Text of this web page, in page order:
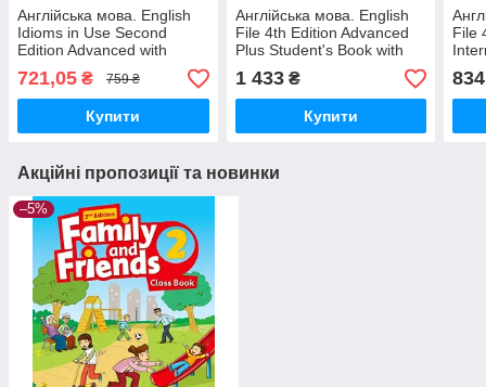
Англійська мова. English
Idioms in Use Second
Edition Advanced with
answer key
721,05 ₴ 759 ₴
Купити
Англійська мова. English
File 4th Edition Advanced
Plus Student's Book with
Online Practice
1 433₴
Купити
File
with
834
Акційні пропозиції та новинки
–5%